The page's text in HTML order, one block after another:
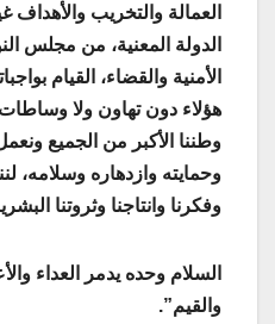
العمالة والتخريب
الدولة المعنية، من مجلس
الأمنية والقضاء، القيام
هؤلاء دون تهاون ولا وساطات
وطننا الأكبر من الجميع
وحمايته وازدهاره وسلامه،
وفكرنا وانتاجنا وثروتنا
السلام وحده يدمر العداء
والقيم”.